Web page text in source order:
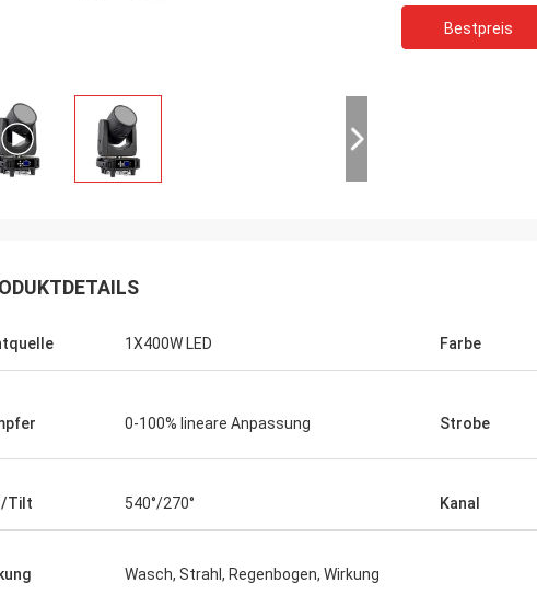
Bestpreis
1X400W LED Farbe
0-100% lineare Anpassung Strobe
Tilt 540°/270° Kanal
Wasch, Strahl, Regenbogen, Wirkung